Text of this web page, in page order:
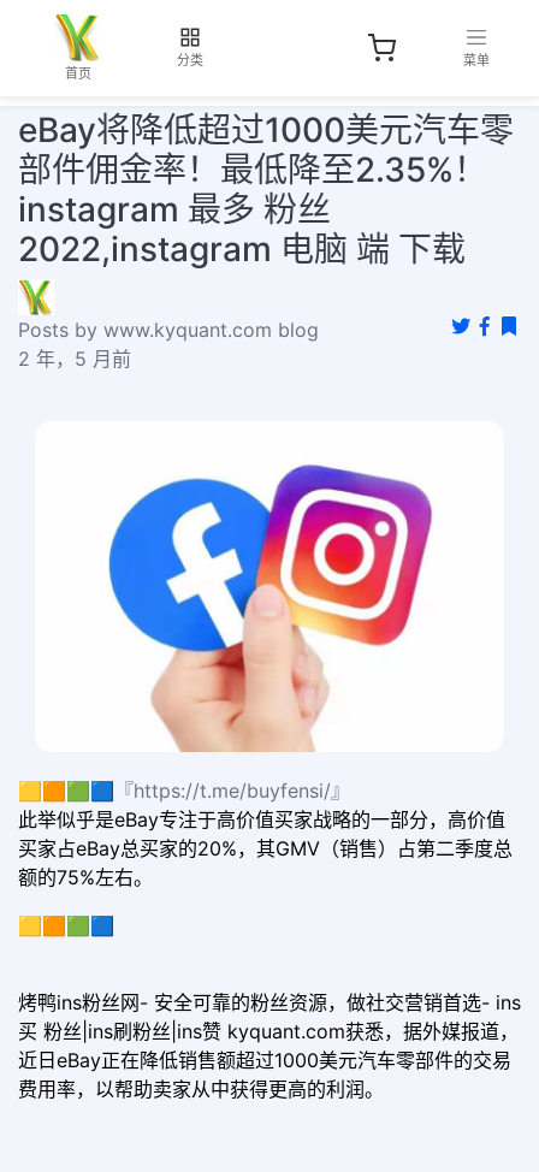
首页
分类 菜单
eBay将降低超过1000美元汽车零
部件佣金率！最低降至2.35%！
instagram 最多 粉丝
2022,instagram 电脑 端 下载
Posts by www.kyquant.com blog
2 年，5 月前
🟨🟧🟩🟦『https://t.me/buyfensi/』
此举似乎是eBay专注于高价值买家战略的一部分，高价值
买家占eBay总买家的20%，其GMV（销售）占第二季度总
额的75%左右。
🟨🟧🟩🟦
烤鸭ins粉丝网- 安全可靠的粉丝资源，做社交营销首选- ins
买 粉丝|ins刷粉丝|ins赞 kyquant.com获悉，据外媒报道，
近日eBay正在降低销售额超过1000美元汽车零部件的交易
费用率，以帮助卖家从中获得更高的利润。